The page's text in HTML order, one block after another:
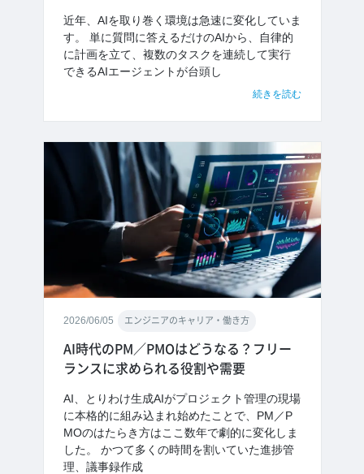
近年、AIを取り巻く環境は急速に変化していま
す。 単に質問に答えるだけのAIから、自律的
に計画を立て、複数のタスクを連続して実行
できるAIエージェントが台頭し
続きを読む
2026/06/05 エンジニアのキャリア・働き方
AI時代のPM／PMOはどうなる？フリー
ランスに求められる役割や需要
AI、とりわけ生成AIがプロジェクト管理の現場
に本格的に組み込まれ始めたことで、PM／P
MOのはたらき方はここ数年で劇的に変化しま
した。 かつて多くの時間を割いていた進捗管
理、議事録作成